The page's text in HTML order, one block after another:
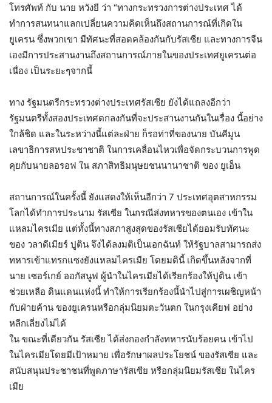
โทรศัพท์ กับ นาย หวังยี ว่า “ทางกระทรวงการต่างประเทศ ได้
ทำการสนทนาแลกเปลี่ยนความคิดเห็นถึงสถานการณ์ที่เกิดใน
ยูเครน ซึ่งพวกเขา มีทัศนะที่สอดคล้องกันกับรัสเซีย และทางการจีน
เองมีการประสานงานถึงสถานการณ์ภายในของประเทศยูเครนต่อ
เนื่อง เป็นระยะๆจากนี้
ทาง รัฐมนตรีกระทรวงต่างประเทศรัสเซีย ยังได้แถลงอีกว่า
รัฐมนตรีทั้งสองประเทศตกลงกันที่จะประสานงานกันในเรื่อง นี้อย่าง
ใกล้ชิด และในระหว่างนี้แต่ละฝ่าย ก็รอท่าที่ของนาย บันคีมูน
เลขาธิการสหประชาชาติ ในการเคลื่อนไหวเพื่อจัดกระบวนการพูด
คุยกับนายลอรอฟ ใน สภาสิทธิมนุษยชนนานาชาติ ของ ยูเอ็น
สถานการณ์ในครั้งนี้ ยังแสดงให้เห็นอีกว่า 7 ประเทศอุตสาหกรรม
โลกได้ทำการประนาม รัสเซีย ในกรณีส่งทหารของตนเอง เข้าใน
แหลมไครเมีย แต่ทั้งนี้ทางสภาสูงสุดของรัสเซียได้ยอมรับทัศนะ
ของ วลาดีเมียร์ ปูติน จึงได้ลงมติเป็นเอกฉันท์ ให้รัฐบาลสามารถส่ง
ทหารเข้าแทรกแซงยังแหลมไครเมีย โดยมตินี้ เกิดขึ้นหลังจากที่
นาย เซอร์เกย์ ออกัสนูฟ ผู้นำในไครเมียได้เรียกร้องให้ปูติน เข้า
ช่วยเหลือ ดินแดนแห่งนี้ ทำให้การเรียกร้องนี้นำไปสู่การเผชิญหน้า
กับฝ่ายค้าน ของยูเครนหรือกลุ่มนิยมตะวันตก ในกรุงเคียฟ อย่าง
หลีกเลี่ยงไม่ได้
ใน ขณะที่เดียวกัน รัสเซีย ได้ส่งกองกำลังทหารนับร้อยคน เข้าไป
ในไครเมียโดยมีเป้าหมาย เพื่อรักษาผลประโยชน์ ของรัสเซีย และ
สนับสนุนประชาชนที่พูดภาษารัสเซีย หรือกลุ่มนิยมรัสเซีย ในไคร
เมีย